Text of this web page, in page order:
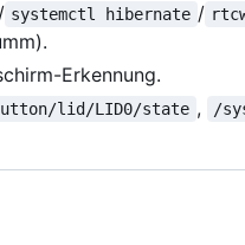
/ systemctl hibernate /
Erkennung.
lid/LID0/state , /